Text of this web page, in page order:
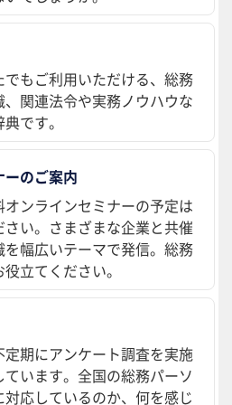
もご利用いただける、総務
関連法令や実務ノウハウな
です。
のご案内
ンラインセミナーの予定は
い。さまざまな企業と共催
幅広いテーマで発信。総務
立てください。
定期にアンケート調査を実施
います。全国の総務パーソ
応しているのか、何を感じ